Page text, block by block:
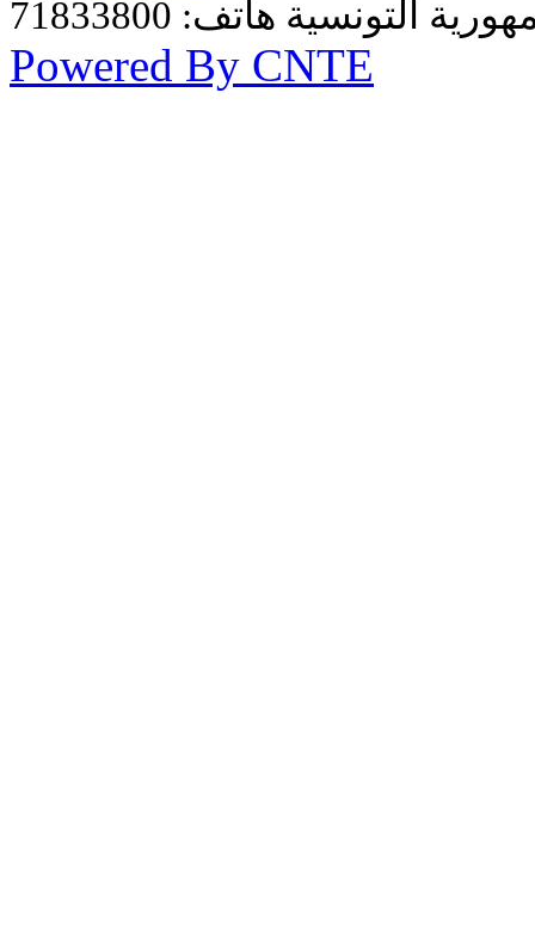
Powered By CNTE